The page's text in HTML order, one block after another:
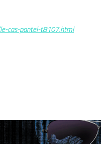
cas-pantel-t8107.html